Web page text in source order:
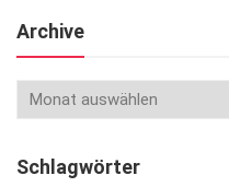
Archive
Schlagwörter